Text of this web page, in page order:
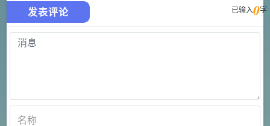
发表评论 已输入0字